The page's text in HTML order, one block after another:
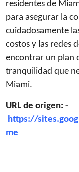
residentes de
para asegurar la
cuidadosamente
costos y las redes
encontrar un plan
tranquilidad que
Miami.
URL de origen: -
https://
me